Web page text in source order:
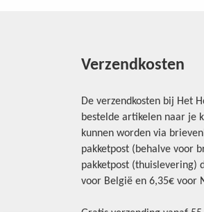
Verzendkosten
De verzendkosten bij Het
bestelde artikelen naar je
kunnen worden via
pakketpost (behalve voor
pakketpost (thuislevering)
voor België en 6,35€ voor